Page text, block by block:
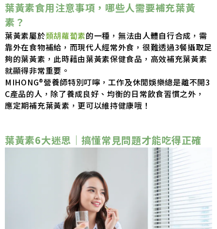
葉黃素食用注意事項，哪些人需要補充葉黃
素？
葉黃素屬於類胡蘿蔔素的一種，無法由人體自行合成，需
靠外在食物補給，而現代人經常外食，很難透過3餐攝取足
夠的葉黃素，此時藉由葉黃素保健食品，高效補充葉黃素
就顯得非常重要。
MIHONG®營養師特別叮嚀，工作及休閒娛樂總是離不開3
C產品的人，除了養成良好、均衡的日常飲食習慣之外，
應定期補充葉黃素，更可以維持健康哦！
葉黃素6大迷思｜搞懂常見問題才能吃得正確